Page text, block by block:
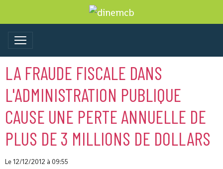
LA FRAUDE FISCALE DANS
L'ADMINISTRATION PUBLIQUE
CAUSE UNE PERTE ANNUELLE DE
PLUS DE 3 MILLIONS DE DOLLARS
Le 12/12/2012 à 09:55